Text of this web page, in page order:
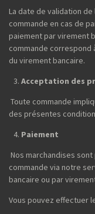
La date de validation
commande en cas de
paiement par virement
commande correspond
du virement bancaire.
Acceptation des
Toute commande
des présentes
Paiement
Nos marchandises
commande via notre
bancaire ou par
Vous pouvez effectuer